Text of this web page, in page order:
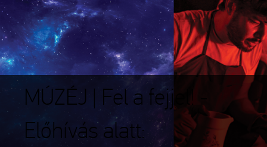
MÚZÉJ | Fel a fejjel! -
Előhívás alatt: